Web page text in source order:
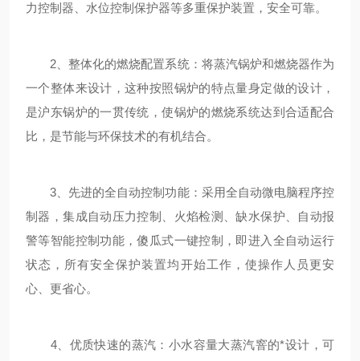
力控制器、水位控制保护器等多重保护装置，安全可靠。
2、整体化的燃烧配置系统：将蒸汽锅炉和燃烧器作为
一个整体来设计，这种按照锅炉的特点量身定做的设计，
是沪东锅炉的一贯传统，使锅炉的燃烧系统达到合适配合
比，是节能与环保技术的有机结合。
3、先进的全自动控制功能：采用全自动微电脑程序控
制器，集成自动压力控制、火焰检测、缺水保护、自动报
警等智能控制功能，傻瓜式一键控制，即进入全自动运行
状态，所有安全保护装置均开始工作，使操作人员更安
心、更省心。
4、优质快速的蒸汽：小水容量大蒸汽窨的*设计，可